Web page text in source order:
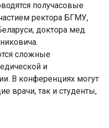
получасовые
ректора БГМУ,
доктора мед.
сложные
и
В конференциях могут
врачи, так и студенты,